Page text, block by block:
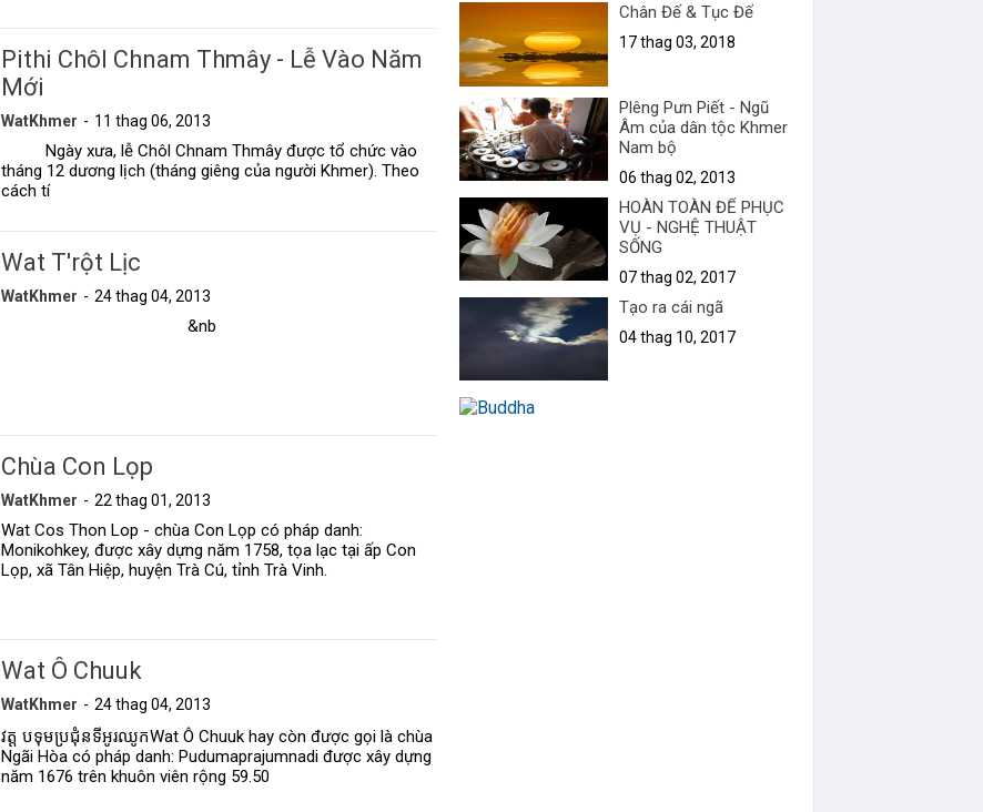
Pithi Chôl Chnam Thmây - Lễ Vào Năm
Mới
WatKhmer 11 thag 06, 2013
Ngày xưa, lễ Chôl Chnam Thmây được tổ chức vào
tháng 12 dương lịch (tháng giêng của người Khmer). Theo
cách tí
Wat T'rột Lịc
WatKhmer 24 thag 04, 2013
&nb
Chùa Con Lọp
WatKhmer 22 thag 01, 2013
Wat Cos Thon Lop - chùa Con Lọp có pháp danh:
Monikohkey, được xây dựng năm 1758, tọa lạc tại ấp Con
Lọp, xã Tân Hiệp, huyện Trà Cú, tỉnh Trà Vinh.
Wat Ô Chuuk
WatKhmer 24 thag 04, 2013
វត្ត បទុមប្រជុំនទីឣូរឈូកWat Ô Chuuk hay còn được gọi là chùa
Ngãi Hòa có pháp danh: Pudumaprajumnadi được xây dựng
năm 1676 trên khuôn viên rộng 59.50
Chân Đế & Tục Đế
17 thag 03, 2018
Plêng Pưn Piết - Ngũ
Âm của dân tộc Khmer
Nam bộ
06 thag 02, 2013
HOÀN TOÀN ĐỂ PHỤC
VỤ - NGHỆ THUẬT
SỐNG
07 thag 02, 2017
Tạo ra cái ngã
04 thag 10, 2017